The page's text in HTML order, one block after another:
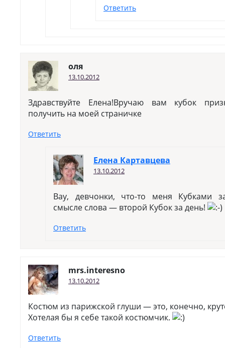
Ответить
оля
13.10.2012
Здравствуйте Елена!Вручаю вам кубок
получить на моей страничке
Ответить
Елена Картавцева
13.10.2012
Вау, девчонки, что-то меня Кубками
смысле слова — второй Кубок за день!
Ответить
mrs.interesno
13.10.2012
Костюм из парижской глуши — это, конечно,
Хотелая бы я себе такой костюмчик.
Ответить